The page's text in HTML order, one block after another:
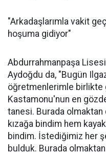
"Arkadaşlarımla vakit
hoşuma gidiyor"
Abdurrahmanpaşa
Aydoğdu da, "Bugün
öğretmenlerimle birlikte
Kastamonu'nun en
tanesi. Burada
kızağa bindim hem
bindim. İstediğimiz her
bulduk. Burada